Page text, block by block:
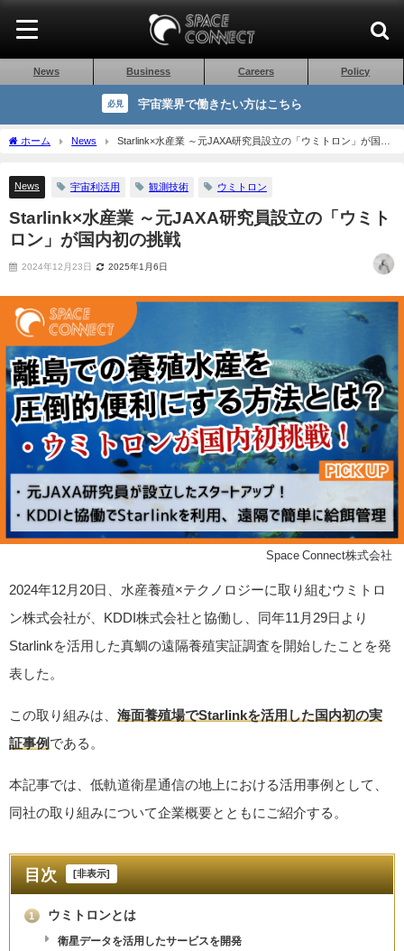
News Business Careers Policy
必見 宇宙業界で働きたい方はこちら
ホーム News
Starlink×水産業 ～元JAXA研究員設立の「ウミトロン」が国内
News 宇宙利活用 観測技術 ウミトロン
Starlink×水産業 ～元JAXA研究員設立の「ウミト
ロン」が国内初の挑戦
2024年12月23日 2025年1月6日
©Space Connect株式会社
2024年12月20日、水産養殖×テクノロジーに取り組むウミトロ
ン株式会社が、KDDI株式会社と協働し、同年11月29日より
Starlinkを活用した真鯛の遠隔養殖実証調査を開始したことを発
表した。
この取り組みは、 海面養殖場でStarlinkを活用した国内初の実
証事例 である。
本記事では、低軌道衛星通信の地上における活用事例として、
同社の取り組みについて企業概要とともにご紹介する。
目次 [非表示]
1 ウミトロンとは
衛星データを活用したサービスを開発